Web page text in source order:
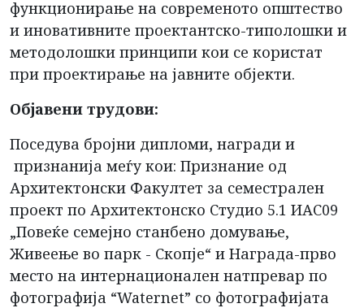
функционирање на современото општество
и иновативните проектантско-типолошки и
методолошки принципи кои се користат
при проектирање на јавните објекти.
Објавени трудови:
Поседува бројни дипломи, награди и
признанија меѓу кои: Признание од
Архитектонски Факултет за семестрален
проект по Архитектонско Студио 5.1 ИАС09
„Повеќе семејно станбено домување,
Живеење во парк - Скопје“ и Награда-прво
место на интернационален натпревар по
фотографија “Waternet” со фотографијата